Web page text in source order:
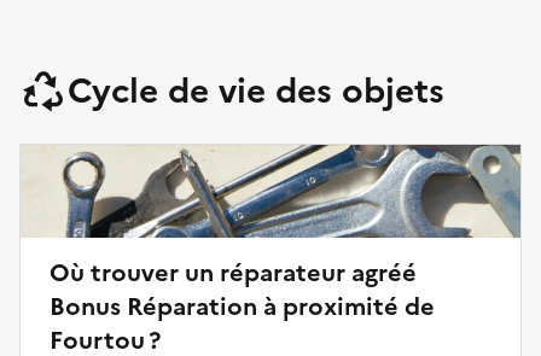
Cycle de vie des objets
Où trouver un réparateur agréé
Bonus Réparation à proximité de
Fourtou ?